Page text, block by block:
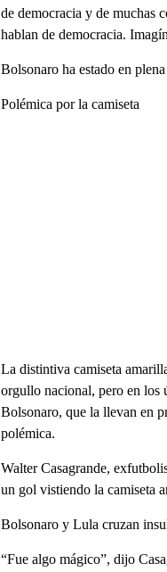
de democracia y de muchas
hablan de democracia.
Bolsonaro ha estado en
Polémica por la camiseta
La distintiva camiseta
orgullo nacional, pero en los
Bolsonaro, que la llevan en
polémica.
Walter Casagrande,
un gol vistiendo la camiseta
Bolsonaro y Lula cruzan
“Fue algo mágico”, dijo